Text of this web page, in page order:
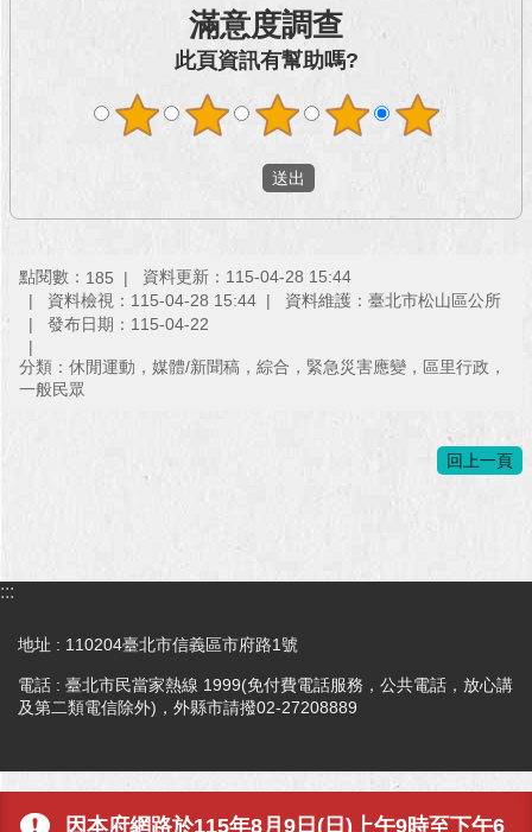
因本府網路於115年8月9日(日)上午9時至下午6
滿意度調查
此頁資訊有幫助嗎?
點閱數： 185
資料更新：115-04-28 15:44
資料檢視：115-04-28 15:44
資料維護：臺北市松山區公所
發布日期：115-04-22
分類：休閒運動，媒體/新聞稿，綜合，緊急災害應變，區里行政，
一般民眾
回上一頁
:::
地址 : 110204臺北市信義區市府路1號
電話 : 臺北市民當家熱線 1999(免付費電話服務，公共電話，放心講
及第二類電信除外)，外縣市請撥02-27208889